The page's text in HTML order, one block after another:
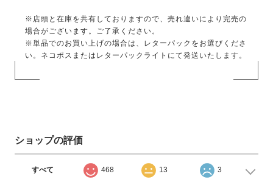
※店頭と在庫を共有しておりますので、売れ違いにより完売の
場合がございます。ご了承ください。
※単品でのお買い上げの場合は、レターパックをお選びくださ
い。ネコポスまたはレターパックライトにて発送いたします。
ショップの評価
すべて 468 13 3